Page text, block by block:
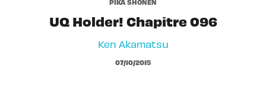
PIKA SHÔNEN
UQ Holder! Chapitre 096
Ken Akamatsu
07/10/2015